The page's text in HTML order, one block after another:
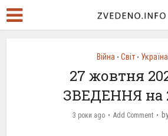
Війна • Світ • Україна
27 жовтня
ЗВЕДЕННЯ на
3 роки ago Add Comment